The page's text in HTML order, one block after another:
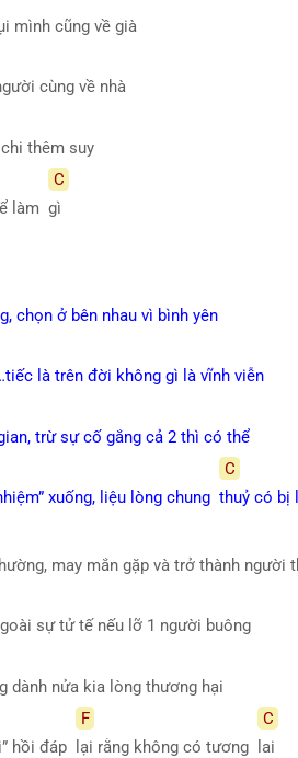
mình cũng về già
cùng về nhà
thêm suy
làm
C
gì
chọn ở bên nhau vì bình yên
là trên đời không gì là vĩnh viễn
trừ sự cố gắng cả 2 thì có thể
xuống, liệu lòng chung
C
thuỷ có bị
may mắn gặp và trở thành người
sự tử tế nếu lỡ 1 người buông
dành nửa kia lòng thương hại
hồi đáp
F
lại rằng không có tương
C
lai